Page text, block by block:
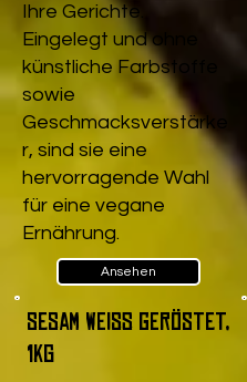
Ihre Gerichte.
Eingelegt und ohne
künstliche Farbstoffe
sowie
Geschmacksverstärke
r, sind sie eine
hervorragende Wahl
für eine vegane
Ernährung.
Ansehen
Sesam weiß geröstet,
1kg